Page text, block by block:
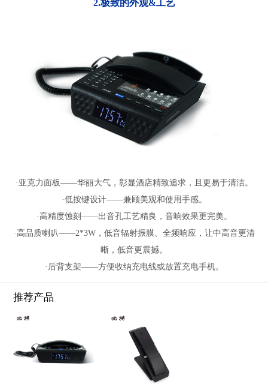
2.极致的外观&工艺
·亚克力面板——华丽大气，彰显酒店精致追求，且更易于清洁。
·低按键设计——兼顾美观和使用手感。
·高精度蚀刻——出音孔工艺精良，音响效果更完美。
·高品质喇叭——2*3W，低音辐射振膜、全频响应，让中高音更清
晰，低音更震撼。
·后背支架——方便收纳充电线或放置充电手机。
推荐产品